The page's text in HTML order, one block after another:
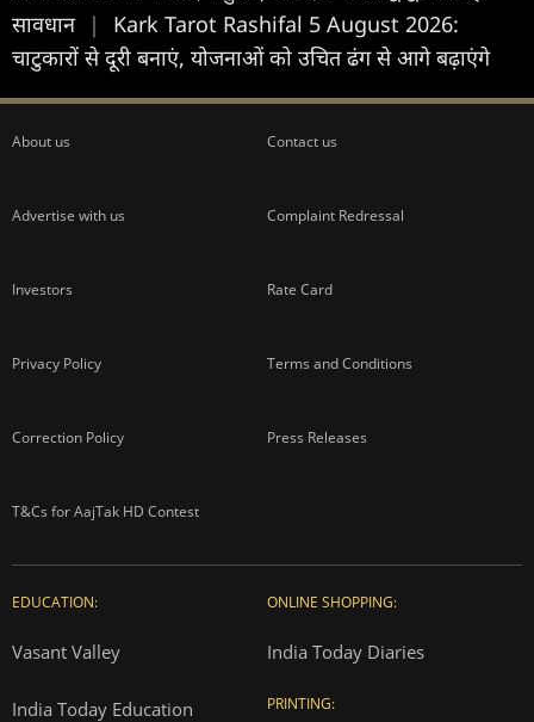
सावधान |
Kark Tarot Rashifal 5 August 2026:
चाटुकारों से दूरी बनाएं, योजनाओं को उचित ढंग से आगे बढ़ाएंगे
About us Contact us
Advertise with us Complaint Redressal
Investors Rate Card
Privacy Policy Terms and Conditions
Correction Policy Press Releases
T&Cs for AajTak HD Contest
EDUCATION:
Vasant Valley
India Today Education
ONLINE SHOPPING:
India Today Diaries
PRINTING: